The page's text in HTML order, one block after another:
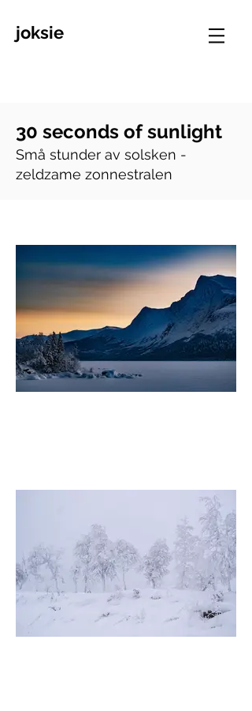
joksie
30 seconds of sunlight
Små stunder av solsken -
zeldzame zonnestralen